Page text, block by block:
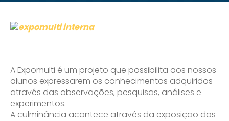
A Expomulti é um projeto que possibilita aos nossos
alunos expressarem os conhecimentos adquiridos
através das observações, pesquisas, análises e
experimentos.
A culminância acontece através da exposição dos